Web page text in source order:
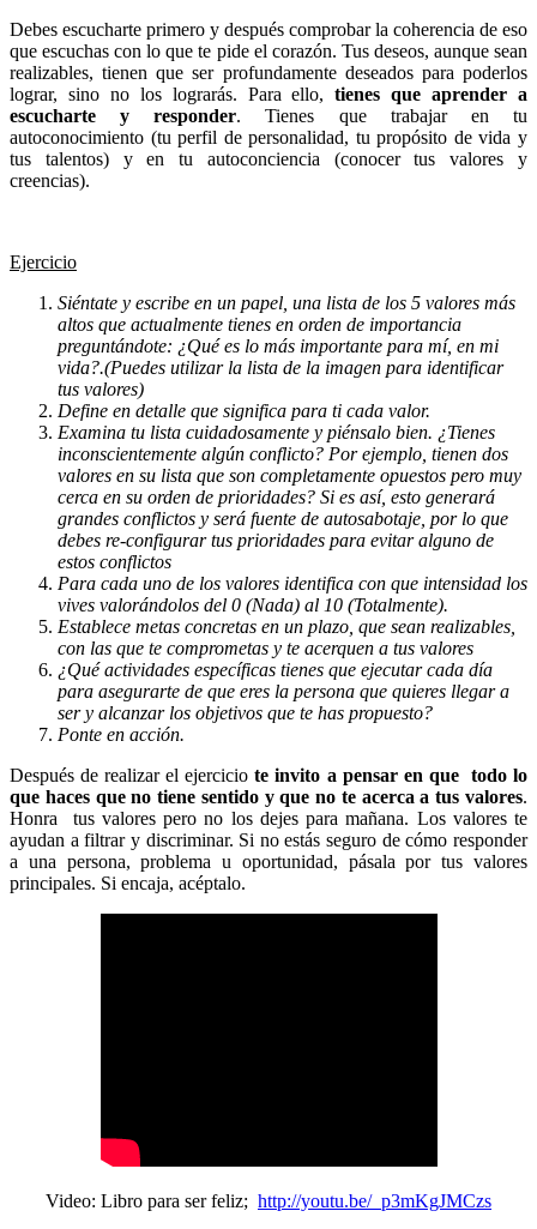
Debes escucharte primero y después comprobar la coherencia de eso
que escuchas con lo que te pide el corazón. Tus deseos, aunque sean
realizables, tienen que ser profundamente deseados para poderlos
lograr, sino no los lograrás. Para ello,tienes que aprender a
escucharte y responder. Tienes que trabajar en tu
autoconocimiento (tu perfil de personalidad, tu propósito de vida y
tus talentos) y en tu autoconciencia (conocer tus valores y
creencias).
Ejercicio
Siéntate y escribe en un papel, una lista de los 5 valores más
altos que actualmente tienes en orden de importancia
preguntándote: ¿Qué es lo más importante para mí, en mi
vida?.(Puedes utilizar la lista de la imagen para identificar
tus valores)
Define en detalle que significa para ti cada valor.
Examina tu lista cuidadosamente y piénsalo bien. ¿Tienes
inconscientemente algún conflicto? Por ejemplo, tienen dos
valores en su lista que son completamente opuestos pero muy
cerca en su orden de prioridades? Si es así, esto generará
grandes conflictos y será fuente de autosabotaje, por lo que
debes re-configurar tus prioridades para evitar alguno de
estos conflictos
Para cada uno de los valores identifica con que intensidad los
vives valorándolos del 0 (Nada) al 10 (Totalmente).
Establece metas concretas en un plazo, que sean realizables,
con las que te comprometas y te acerquen a tus valores
¿Qué actividades específicas tienes que ejecutar cada día
para asegurarte de que eres la persona que quieres llegar a
ser y alcanzar los objetivos que te has propuesto?
Ponte en acción.
Después de realizar el ejerciciote invito a pensar en que todo lo
que haces que no tiene sentido y que no te acerca a tus valores.
Honra tus valores pero no los dejes para mañana. Los valores te
ayudan a filtrar y discriminar. Si no estás seguro de cómo responder
a una persona, problema u oportunidad, pásala por tus valores
principales. Si encaja, acéptalo.
Video: Libro para ser feliz; http://youtu.be/_p3mKgJMCzs